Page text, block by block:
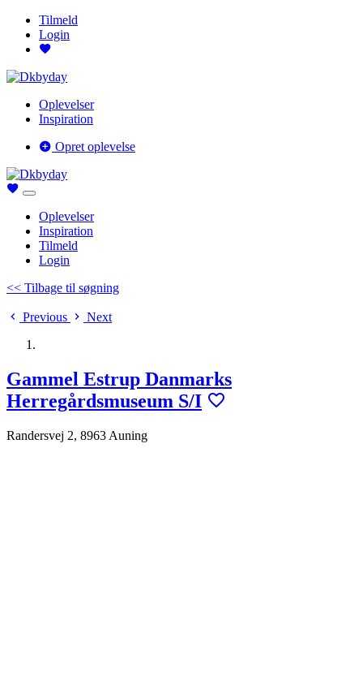
Tilmeld
Login
Oplevelser
Inspiration
Opret oplevelse
Oplevelser
Inspiration
Tilmeld
Login
<< Tilbage til søgning
Previous Next
Gammel Estrup Danmarks
Herregårdsmuseum S/I
Randersvej 2, 8963 Auning